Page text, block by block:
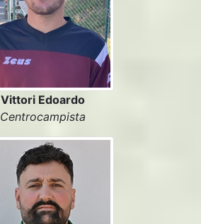
Vittori Edoardo
Centrocampista